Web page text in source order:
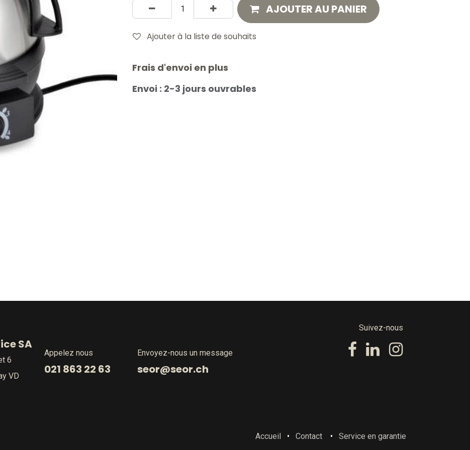
AJOUTER AU PANIER
Ajouter à la liste de souhaits
Frais d'envoi en plus
Envoi : 2-3 jours ouvrables
Suivez-nous
SA
6
VD
Envoyez-nous un message
seor@seor.ch
Appelez nous
021 863 22 63
Accueil • Contact • Service en garantie